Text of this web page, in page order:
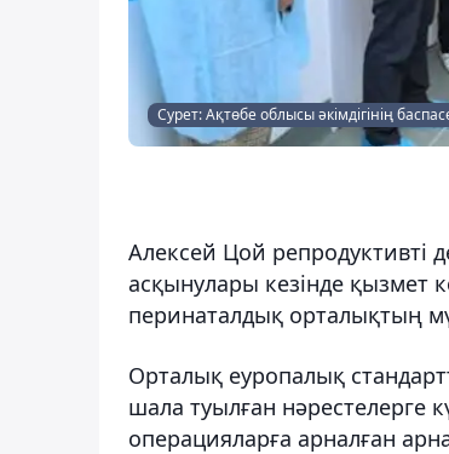
Сурет: Ақтөбе облысы әкімдігінің
Алексей Цой репродуктивті
асқынулары кезінде қызмет
перинаталдық орталықтың
Орталық еуропалық
шала туылған нәрестелерге
операцияларға арналған